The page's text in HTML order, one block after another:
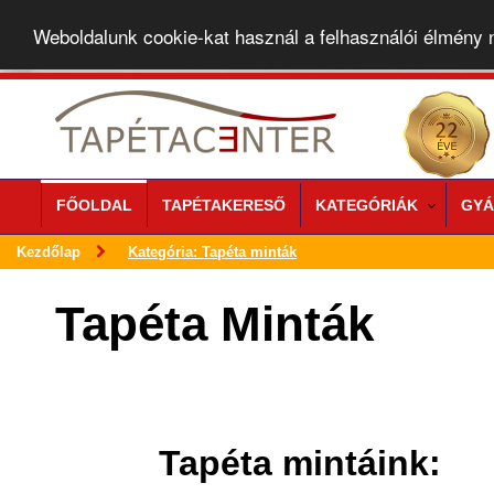
Weboldalunk cookie-kat használ a felhasználói élmény
FŐOLDAL TAPÉTAKERESŐ KATEGÓRIÁK
Kezdőlap Kategória: Tapéta minták
Tapéta Minták
Tapéta mintáink: